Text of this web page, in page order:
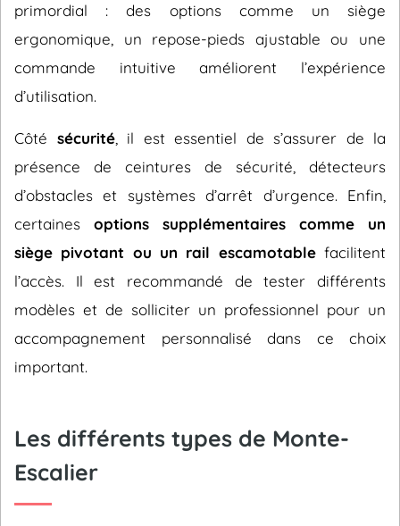
primordial : des options comme un siège
ergonomique, un repose-pieds ajustable ou une
commande intuitive améliorent l’expérience
d’utilisation.
Côté sécurité, il est essentiel de s’assurer de la
présence de ceintures de sécurité, détecteurs
d’obstacles et systèmes d’arrêt d’urgence. Enfin,
certaines options supplémentaires comme un
siège pivotant ou un rail escamotablefacilitent
l’accès. Il est recommandé de tester différents
modèles et de solliciter un professionnel pour un
accompagnement personnalisé dans ce choix
important.
Les différents types de Monte-
Escalier